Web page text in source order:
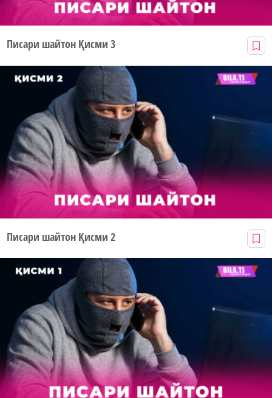
Писари шайтон Қисми 3
Писари шайтон Қисми 2